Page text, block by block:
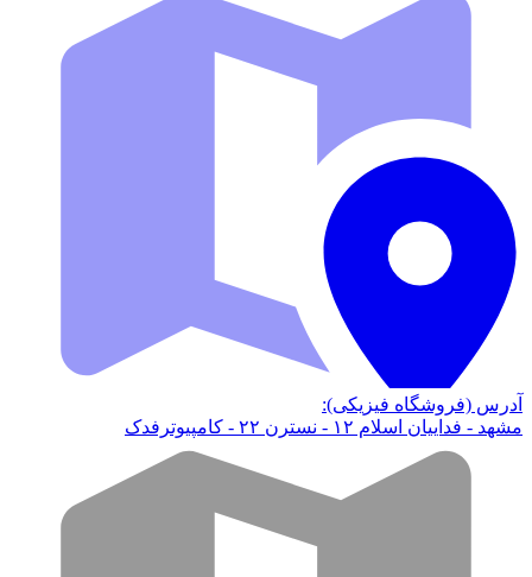
آدرس (فروشگاه فیزیکی):
مشهد - فداییان اسلام ۱۲ - نسترن ۲۲ - کامپیوترفدک